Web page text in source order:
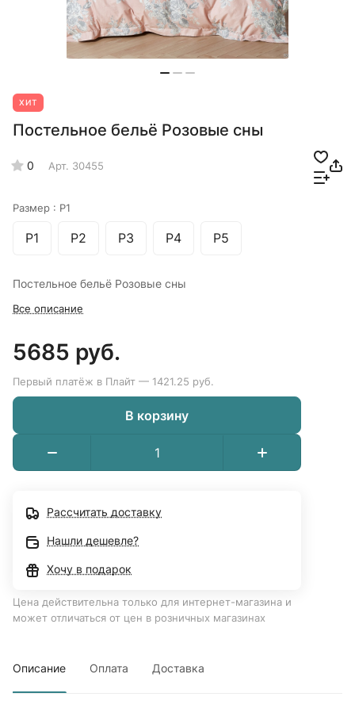
ХИТ
Постельное бельё Розовые сны
0 Арт. 30455
Размер : Р1
Р1 Р2 Р3 Р4 Р5
Постельное бельё Розовые сны
Все описание
5685 руб.
Первый платёж в Плайт — 1421.25 руб.
В корзину
Рассчитать доставку
Нашли дешевле?
Хочу в подарок
Цена действительна только для интернет-магазина и
может отличаться от цен в розничных магазинах
Описание Оплата Доставка